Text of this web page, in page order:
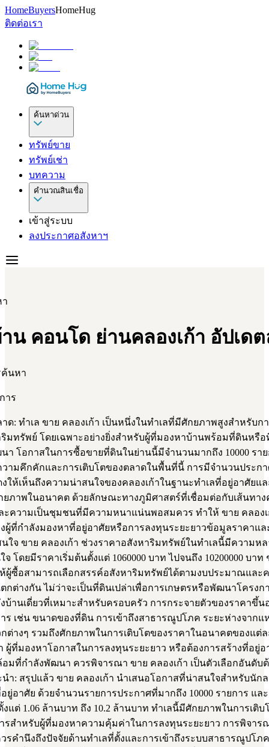
HomeBuyersHomeHug
ติดต่อเรา
ค้นหาด่วน
ทรัพย์ขาย
ทรัพย์เช่า
บทความ
คำนวณสินเชื่อ
เข้าสู่ระบบ
ลงประกาศอสังหาฯ
น คอนโด ย่านคลองเก้า อัปเด
นหา
าร
ด: ทำเล ขาย คลองเก้า เป็นหนึ่งในทำเลที่มีศักยภาพสูงสำหรับก
มทรัพย์ โดยเฉพาะอย่างยิ่งสำหรับผู้ที่มองหาบ้านพร้อมที่ดินหรือ
า โอกาสในการซื้อขายที่ดินในย่านนี้มีจำนวนมากถึง 10000 รา
ามคึกคักและการเติบโตของตลาดในพื้นที่นี้ การมีจำนวนประก
ให้เห็นถึงความน่าสนใจของคลองเก้าในฐานะทำเลที่อยู่อาศัยแ
ภาพในอนาคต ด้วยลักษณะทางภูมิศาสตร์ที่เชื่อมต่อกับเส้นทา
ะความเป็นชุมชนที่มีความหนาแน่นพอสมควร ทำให้ ขาย คลองเ
ผู้ที่กำลังมองหาที่อยู่อาศัยหรือการลงทุนระยะยาวข้อมูลราคาแล
ใจ ขาย คลองเก้า ช่วงราคาอสังหาริมทรัพย์ในทำเลนี้มีความห
จ โดยมีราคาเริ่มต้นตั้งแต่ 1060000 บาท ไปจนถึง 10200000 บาท
ผู้ซื้อสามารถเลือกสรรค์อสังหาริมทรัพย์ได้ตามงบประมาณและ
กต่างกัน ไม่ว่าจะเป็นที่ดินเปล่าเพื่อการเกษตรหรือพัฒนาโครงก
บ้านเดี่ยวที่เหมาะสำหรับครอบครัว การกระจายตัวของราคาขึ้น
ร เช่น ขนาดของที่ดิน การเข้าถึงสาธารณูปโภค ระยะห่างจากแ
ต่างๆ รวมถึงศักยภาพในการเติบโตของราคาในอนาคตของแต่
ผู้ที่มองหาโอกาสในการลงทุนระยะยาว หรือต้องการสร้างที่อยู่อ
มที่กำลังพัฒนา ควรพิจารณา ขาย คลองเก้า เป็นตัวเลือกอันดับ
ำ: สรุปแล้ว ขาย คลองเก้า นำเสนอโอกาสที่น่าสนใจสำหรับนัก
ยู่อาศัย ด้วยจำนวนรายการประกาศที่มากถึง 10000 รายการ แล
แต่ 1.06 ล้านบาท ถึง 10.2 ล้านบาท ทำเลนี้มีศักยภาพในการเติบ
รสำหรับผู้ที่มองหาความคุ้มค่าในการลงทุนระยะยาว การพิจาร
รคำนึงถึงปัจจัยด้านทำเลที่ตั้งและการเข้าถึงระบบสาธารณูปโภ